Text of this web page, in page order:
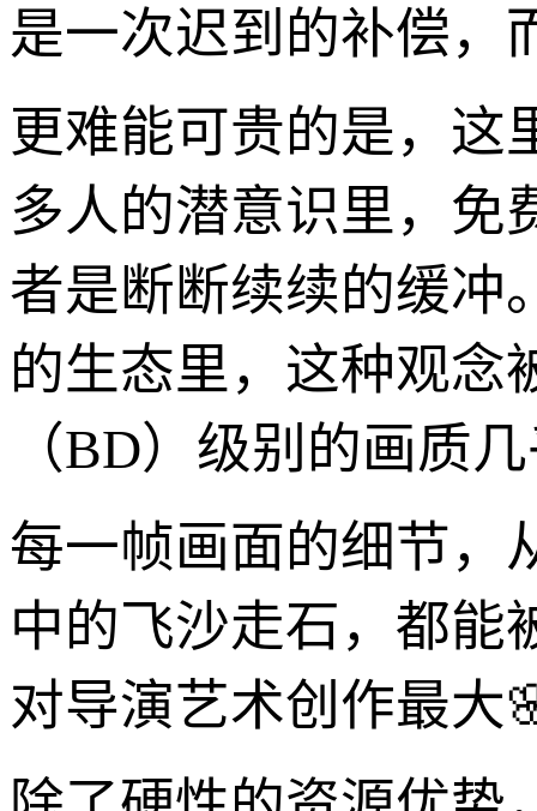
是一次迟到的补偿，
更难能可贵的是，这
多人的潜意识里，免
者是断断续续的缓冲
的生态里，这种观念
（BD）级别的画质
每一帧画面的细节，
中的飞沙走石，都能
对导演艺术创作最大